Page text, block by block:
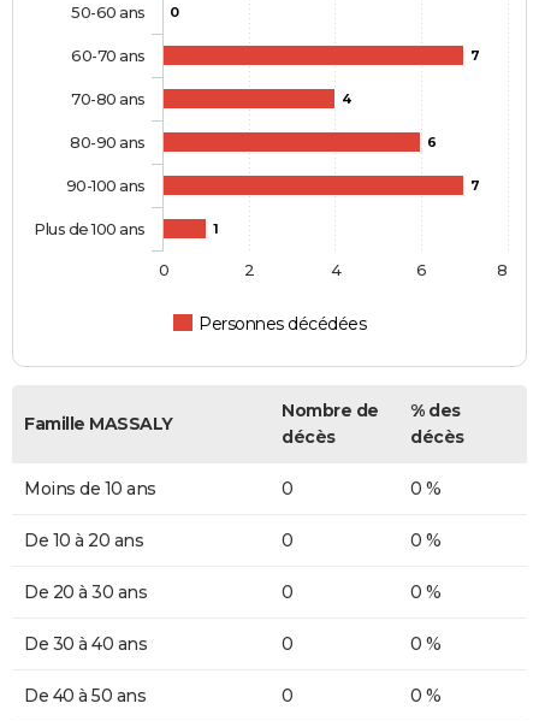
0
7
4
6
7
1
Personnes décédées
50-60 ans
60-70 ans
70-80 ans
80-90 ans
90-100 ans
Plus de 100 ans
0 2 4 6 8
Famille MASSALY
Nombre de
décès
% des
décès
Moins de 10 ans 0 0 %
De 10 à 20 ans 0 0 %
De 20 à 30 ans 0 0 %
De 30 à 40 ans 0 0 %
De 40 à 50 ans 0 0 %